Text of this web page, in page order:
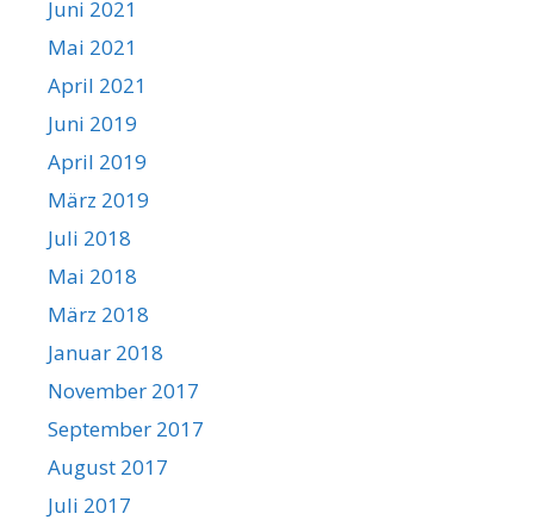
Juni 2021
Mai 2021
April 2021
Juni 2019
April 2019
März 2019
Juli 2018
Mai 2018
März 2018
Januar 2018
November 2017
September 2017
August 2017
Juli 2017